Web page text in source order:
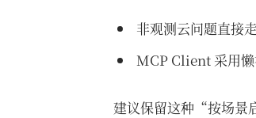
非观测云问题直接
MCP Client 采用
建议保留这种“按场景